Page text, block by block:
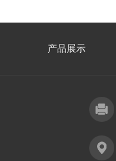
产品展示